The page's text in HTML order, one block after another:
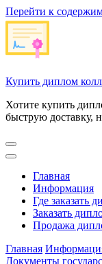
Перейти к
Купить диплом
Хотите купить
быструю доставку,
Главная
Информация
Где заказать
Заказать
Продажа
Главная
Документы